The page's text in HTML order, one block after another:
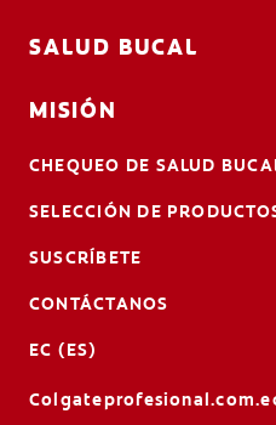
SALUD BUCAL
MISIÓN
CHEQUEO DE SALUD
SELECCIÓN DE
SUSCRÍBETE
CONTÁCTANOS
EC (ES)